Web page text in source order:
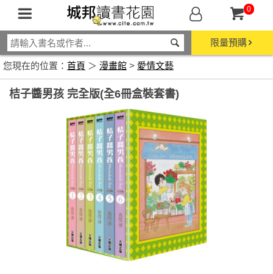
0
限量預購
您現在的位置： 首頁 ＞ 漫畫館 > 愛情文藝
桔子醬男孩 完全版(全6冊盒裝套書)